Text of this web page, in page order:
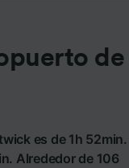
de
es de 1h 52min.
Alrededor de 106